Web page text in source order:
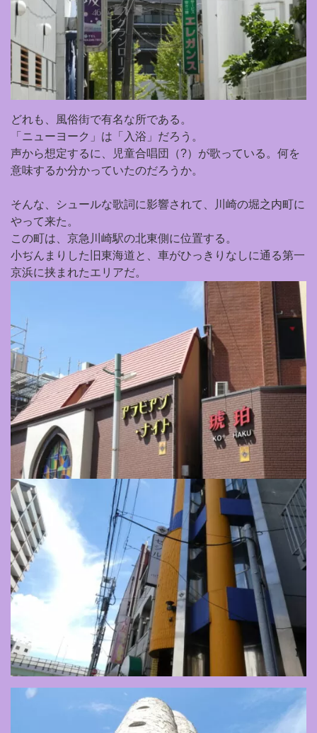
どれも、風俗街で有名な所である。
「ニューヨーク」は「入浴」だろう。
声から想定するに、児童合唱団（?）が歌っている。何を
意味するか分かっていたのだろうか。
そんな、シュールな歌詞に影響されて、川崎の堀之内町に
やって来た。
この町は、京急川崎駅の北東側に位置する。
小ぢんまりした旧東海道と、車がひっきりなしに通る第一
京浜に挟まれたエリアだ。